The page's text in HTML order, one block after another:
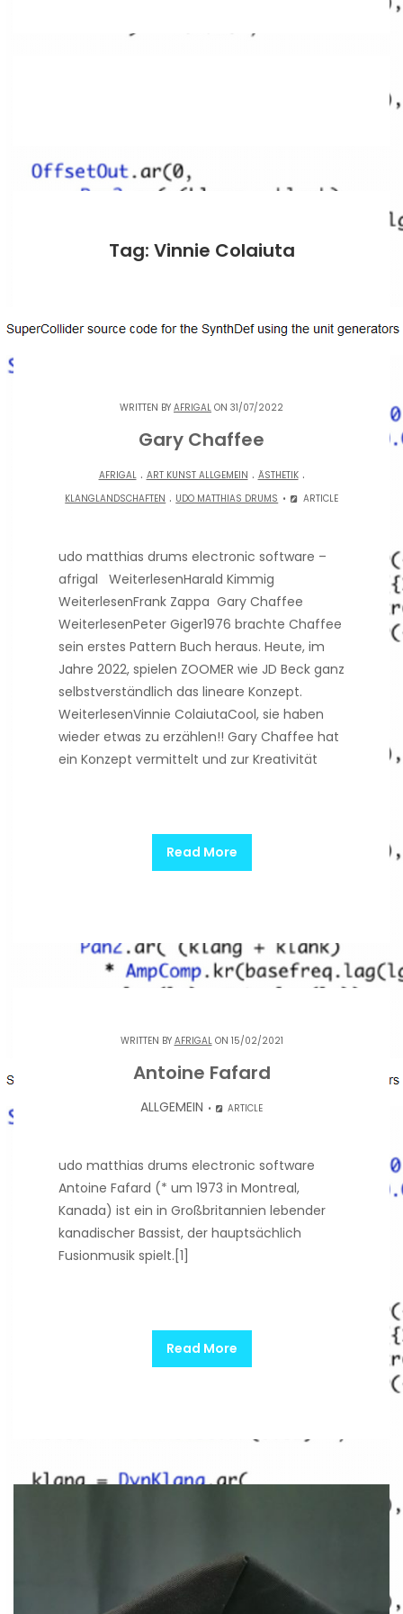
Tag: Vinnie Colaiuta
WRITTEN BY AFRIGAL ON 31/07/2022
Gary Chaffee
AFRIGAL. ART KUNST ALLGEMEIN . ÄSTHETIK.
KLANGLANDSCHAFTEN . UDO MATTHIAS DRUMS ARTICLE
udo matthias drums electronic software –
afrigal WeiterlesenHarald Kimmig
WeiterlesenFrank Zappa Gary Chaffee
WeiterlesenPeter Giger1976 brachte Chaffee
sein erstes Pattern Buch heraus. Heute, im
Jahre 2022, spielen ZOOMER wie JD Beck ganz
selbstverständlich das lineare Konzept.
WeiterlesenVinnie ColaiutaCool, sie haben
wieder etwas zu erzählen!! Gary Chaffee hat
ein Konzept vermittelt und zur Kreativität
Read More
WRITTEN BY AFRIGALON 15/02/2021
Antoine Fafard
ALLGEMEIN ARTICLE
udo matthias drums electronic software
Antoine Fafard (* um 1973 in Montreal,
Kanada) ist ein in Großbritannien lebender
kanadischer Bassist, der hauptsächlich
Fusionmusik spielt.[1]
Read More